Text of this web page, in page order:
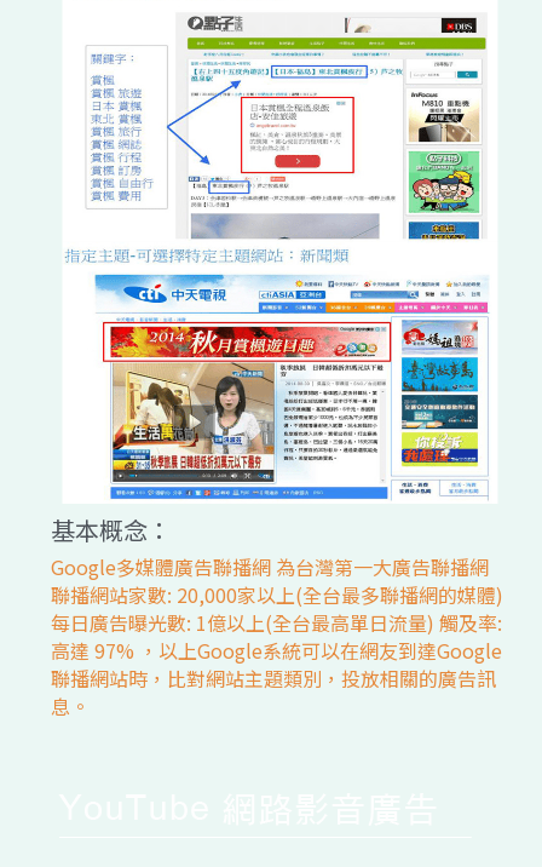
基本概念：
Google多媒體廣告聯播網 為台灣第一大廣告聯播網
聯播網站家數: 20,000家以上(全台最多聯播網的媒體)
每日廣告曝光數: 1億以上(全台最高單日流量) 觸及率:
高達 97% ，以上Google系統可以在網友到達Google
聯播網站時，比對網站主題類別，投放相關的廣告訊
息。